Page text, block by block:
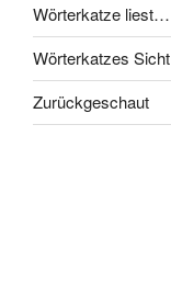
Wörterkatze liest…
Wörterkatzes Sicht
Zurückgeschaut